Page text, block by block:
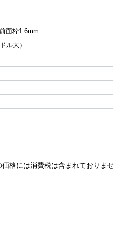
面枠1.6mm
ル大）
格には消費税は含まれておりませ